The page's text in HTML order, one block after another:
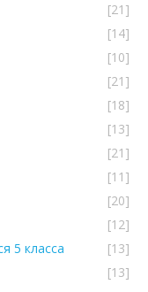
[21]
[14]
[10]
[21]
[18]
[13]
[21]
[11]
[20]
[12]
5 класса
[13]
[13]